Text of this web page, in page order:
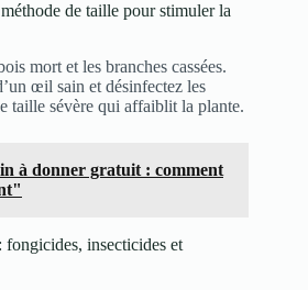
de taille pour stimuler la
mort et les branches cassées.
œil sain et désinfectez les
taille sévère qui affaiblit la plante.
à donner gratuit : comment
fongicides, insecticides et